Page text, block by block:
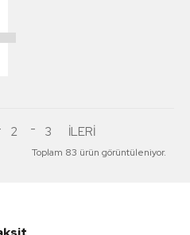
2 3
Toplam 83 ürün görüntüleniyor.